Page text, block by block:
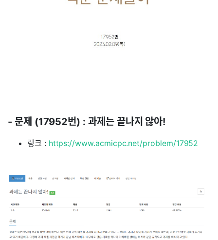
- 문제 (17952번) : 과제는 끝나지 않아!
링크 : https://www.acmicpc.net/problem/17952